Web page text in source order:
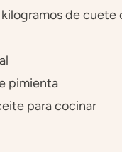
de cuete
pimienta
para cocinar